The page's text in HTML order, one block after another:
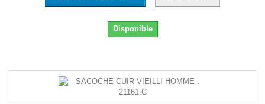
Disponible